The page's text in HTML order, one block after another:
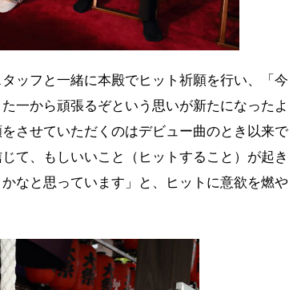
ッフと一緒に本殿でヒット祈願を行い、「今
一から頑張るぞという思いが新たになったよ
させていただくのはデビュー曲のとき以来で
て、もしいいこと（ヒットすること）が起き
なと思っています」と、ヒットに意欲を燃や